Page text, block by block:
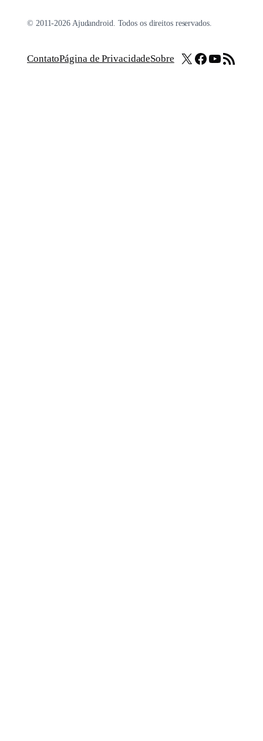
© 2011-2026 Ajudandroid. Todos os direitos reservados.
ContatoPágina de PrivacidadeSobre X Facebook
Youtube
Feed RSS